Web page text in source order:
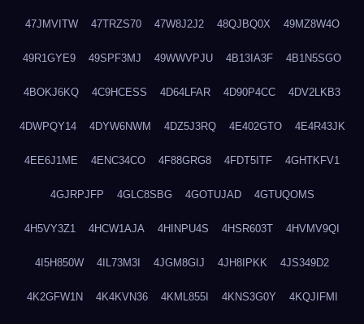
47JMVITW 47TRZS70 47W8J2J2 48QJBQ0X 49MZ8W4O
49R1GYE9 49SPF3MJ 49WWVPJU 4B13IA3F 4B1N5SGO
4BOKJ6KQ 4C9HCESS 4D64LFAR 4D90P4CC 4DV2LKB3
4DWPQY14 4DYW6NWM 4DZ5J3RQ 4E402GTO 4E4R43JK
4EE6J1ME 4ENC34CO 4F88GRG8 4FDT5ITF 4GHTKFV1
4GJRPJFP 4GLC8SBG 4GOTUJAD 4GTUQOMS
4H5VY3Z1 4HCW1AJA 4HINPU4S 4HSR603T 4HVMV9QI
4I5H850W 4IL73M3I 4JGM8GIJ 4JH8IPKK 4JS349D2
4K2GFW1N 4K4KVN36 4KML855I 4KNS3G0Y 4KQJIFMI